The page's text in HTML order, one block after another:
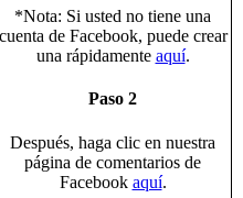
*Nota: Si usted no tiene una
cuenta de Facebook, puede crear
una rápidamente aquí.
Paso 2
Después, haga clic en nuestra
página de comentarios de
Facebook aquí.